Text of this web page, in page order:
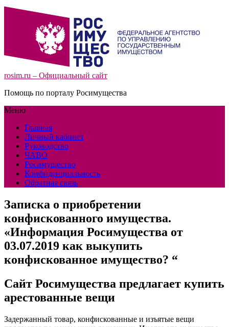
rosim.ru – Официальный сайт
Помощь по порталу Росимущества
Меню
Главная
Личный кабинет
Руководство
ЧАВО
Росимущество
Конфиденциальность
Обратная связь
Записка о приобретении
конфискованного имущества.
«Информация Росимущества от
03.07.2019 как выкупить
конфискованное имущество? “
Сайт Росимущества предлагает купить
арестованные вещи
Задержанный товар, конфискованные и изъятые вещи